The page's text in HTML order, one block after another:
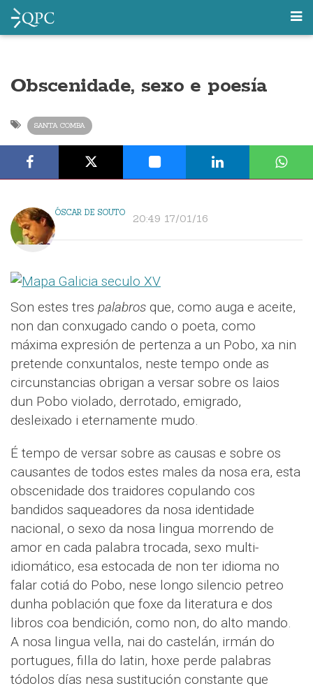
Obscenidade, sexo e poesía
SANTA COMBA
ÓSCAR DE SOUTO 20:49 17/01/16
Son estes tres palabros que, como auga e aceite,
non dan conxugado cando o poeta, como
máxima expresión de pertenza a un Pobo, xa nin
pretende conxuntalos, neste tempo onde as
circunstancias obrigan a versar sobre os laios
dun Pobo violado, derrotado, emigrado,
desleixado i eternamente mudo.
É tempo de versar sobre as causas e sobre os
causantes de todos estes males da nosa era, esta
obscenidade dos traidores copulando cos
bandidos saqueadores da nosa identidade
nacional, o sexo da nosa lingua morrendo de
amor en cada palabra trocada, sexo multi-
idiomático, esa estocada de non ter idioma no
falar cotiá do Pobo, nese longo silencio petreo
dunha población que foxe da literatura e dos
libros coa bendición, como non, do alto mando.
A nosa lingua vella, nai do castelán, irmán do
portugues, filla do latin, hoxe perde palabras
tódolos días nesa sustitución constante que